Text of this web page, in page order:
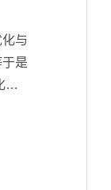
与
是
」
取